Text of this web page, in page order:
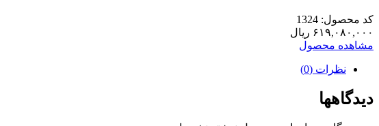
کد محصول: 1324
۶۱۹,۰۸۰,۰۰۰ ریال
مشاهده محصول
نظرات (0)
دیدگاهها